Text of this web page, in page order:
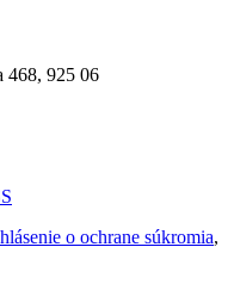
468, 925 06
o ochrane súkromia,